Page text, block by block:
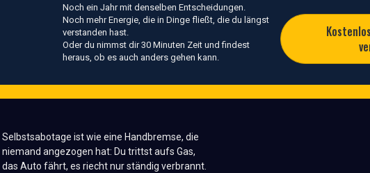
Noch ein Jahr mit denselben Entscheidungen.
Noch mehr Energie, die in Dinge fließt, die du längst
verstanden hast.
Oder du nimmst dir 30 Minuten Zeit und findest
heraus, ob es auch anders gehen kann.
Selbstsabotage ist wie eine Handbremse, die
niemand angezogen hat: Du trittst aufs Gas,
das Auto fährt, es riecht nur ständig verbrannt.